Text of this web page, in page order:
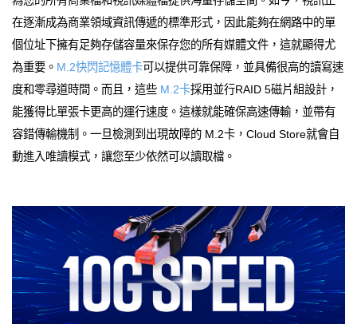
在逐漸成為商業領域資訊傳遞的標準形式，因此能夠在網路中的單
個位址下擁有足夠存儲容量來保存您的所有媒體文件，這就顯得尤
為重要。 M.2快閃記憶體卡可以提供可靠保障，並具備很高的讀寫速
度和零尋道時間。而且，這些 M.2卡採用並行RAID 5磁片組設計，
能獲得比單張卡更高的運行速度。這樣就能確保高速傳輸，並帶有
容錯傳輸機制。一旦檢測到出現故障的 M.2卡，Cloud Store就會自
動進入唯讀模式，讓您至少依然可以讀取檔。